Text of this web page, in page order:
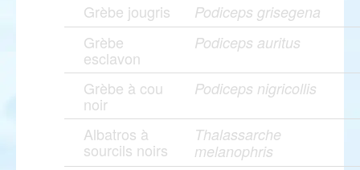
Grèbe jougris Podiceps grisegena
Grèbe
esclavon
Podiceps auritus
Grèbe à cou
noir
Podiceps nigricollis
Albatros à
sourcils noirs
Thalassarche
melanophris